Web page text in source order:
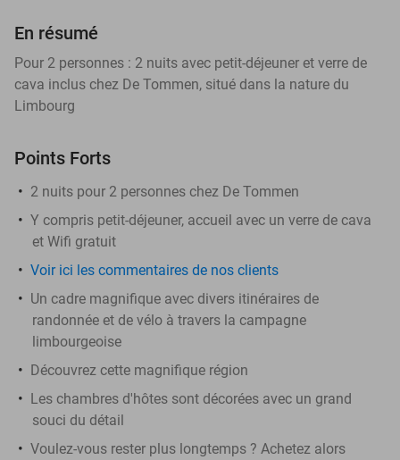
En résumé
Pour 2 personnes : 2 nuits avec petit-déjeuner et verre de
cava inclus chez De Tommen, situé dans la nature du
Limbourg
Points Forts
2 nuits pour 2 personnes chez De Tommen
Y compris petit-déjeuner, accueil avec un verre de cava
et Wifi gratuit
Voir ici les commentaires de nos clients
Un cadre magnifique avec divers itinéraires de
randonnée et de vélo à travers la campagne
limbourgeoise
Découvrez cette magnifique région
Les chambres d'hôtes sont décorées avec un grand
souci du détail
Voulez-vous rester plus longtemps ? Achetez alors